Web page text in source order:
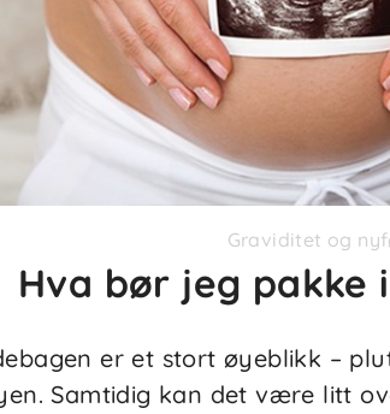
Graviditet og
Hva bør jeg pakke
er et stort øyeblikk –
Samtidig kan det være litt